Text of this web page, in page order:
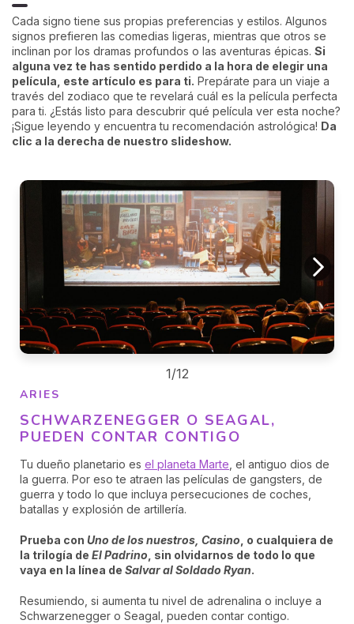
Cada signo tiene sus propias preferencias y estilos. Algunos
signos prefieren las comedias ligeras, mientras que otros se
inclinan por los dramas profundos o las aventuras épicas. Si
alguna vez te has sentido perdido a la hora de elegir una
película, este artículo es para ti. Prepárate para un viaje a
través del zodiaco que te revelará cuál es la película perfecta
para ti. ¿Estás listo para descubrir qué película ver esta noche?
¡Sigue leyendo y encuentra tu recomendación astrológica! Da
clic a la derecha de nuestro slideshow.
ARIES
SCHWARZENEGGER O SEAGAL,
PUEDEN CONTAR CONTIGO
Tu dueño planetario es el planeta Marte , el antiguo dios de
la guerra. Por eso te atraen las películas de gangsters, de
guerra y todo lo que incluya persecuciones de coches,
batallas y explosión de artillería.
Prueba con Uno de los nuestros, Casino , o cualquiera de
la trilogía de El Padrino , sin olvidarnos de todo lo que
vaya en la línea de Salvar al Soldado Ryan.
Resumiendo, si aumenta tu nivel de adrenalina o incluye a
Schwarzenegger o Seagal, pueden contar contigo.
1/12